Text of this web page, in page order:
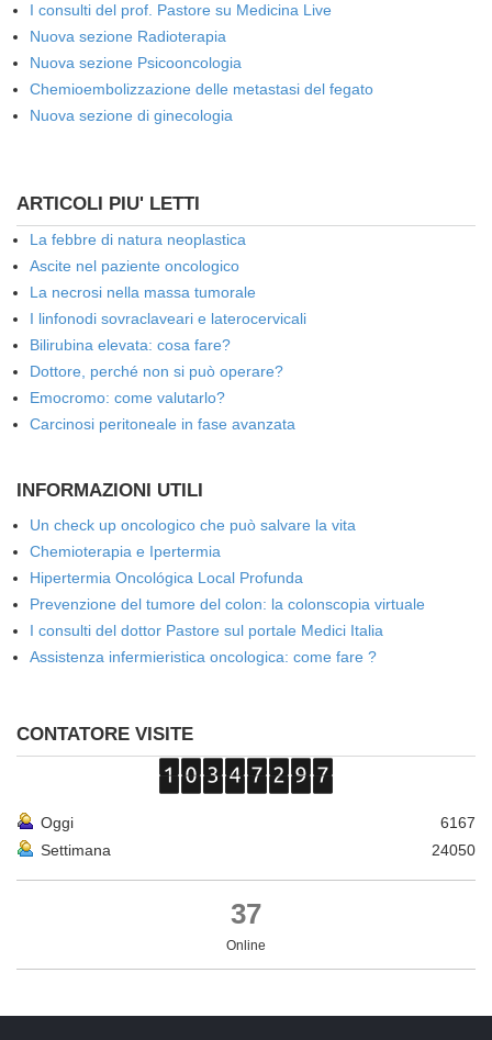
I consulti del prof. Pastore su Medicina Live
Nuova sezione Radioterapia
Nuova sezione Psicooncologia
Chemioembolizzazione delle metastasi del fegato
Nuova sezione di ginecologia
ARTICOLI PIU' LETTI
La febbre di natura neoplastica
Ascite nel paziente oncologico
La necrosi nella massa tumorale
I linfonodi sovraclaveari e laterocervicali
Bilirubina elevata: cosa fare?
Dottore, perché non si può operare?
Emocromo: come valutarlo?
Carcinosi peritoneale in fase avanzata
INFORMAZIONI UTILI
Un check up oncologico che può salvare la vita
Chemioterapia e Ipertermia
Hipertermia Oncológica Local Profunda
Prevenzione del tumore del colon: la colonscopia virtuale
I consulti del dottor Pastore sul portale Medici Italia
Assistenza infermieristica oncologica: come fare ?
CONTATORE VISITE
Oggi
6167
Settimana
24050
37
Online